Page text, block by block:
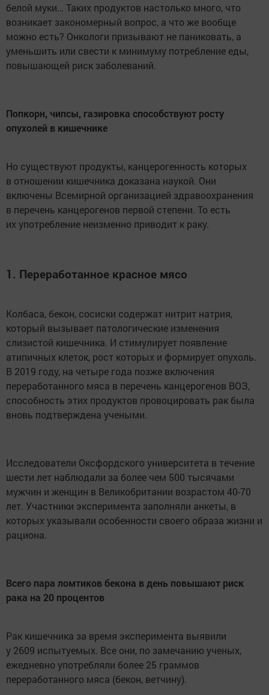
белой муки… Таких продуктов настолько много, что
возникает закономерный вопрос, а что же вообще
можно есть? Онкологи призывают не паниковать, а
уменьшить или свести к минимуму потребление еды,
повышающей риск заболеваний.
Попкорн, чипсы, газировка способствуют росту
опухолей в кишечнике
Но существуют продукты, канцерогенность которых
в отношении кишечника доказана наукой. Они
включены Всемирной организацией здравоохранения
в перечень канцерогенов первой степени. То есть
их употребление неизменно приводит к раку.
1. Переработанное красное мясо
Колбаса, бекон, сосиски содержат нитрит натрия,
который вызывает патологические изменения
слизистой кишечника. И стимулирует появление
атипичных клеток, рост которых и формирует опухоль.
В 2019 году, на четыре года позже включения
переработанного мяса в перечень канцерогенов ВОЗ,
способность этих продуктов провоцировать рак была
вновь подтверждена учеными.
Исследователи Оксфордского университета в течение
шести лет наблюдали за более чем 500 тысячами
мужчин и женщин в Великобритании возрастом 40-70
лет. Участники эксперимента заполняли анкеты, в
которых указывали особенности своего образа жизни и
рациона.
Всего пара ломтиков бекона в день повышают риск
рака на 20 процентов
Рак кишечника за время эксперимента выявили
у 2609 испытуемых. Все они, по замечанию ученых,
ежедневно употребляли более 25 граммов
переработанного мяса (бекон, ветчину).